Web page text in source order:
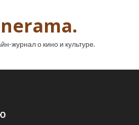
журнал о кино и культуре.